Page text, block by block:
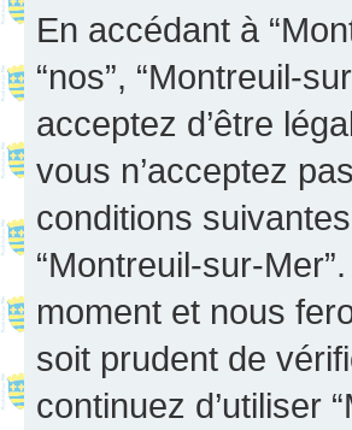
En accédant à
“nos”, “Montreuil-
acceptez d’être
vous n’acceptez
conditions
“Montreuil-sur-
moment et nous
soit prudent de
continuez d’utiliser